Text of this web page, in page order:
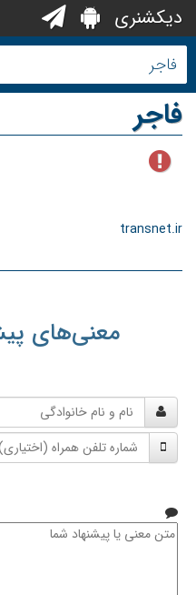
دیکشنری
فاجر
transnet.ir
معنی‌های
و
نام
خانوادگی
شماره
تلفن
متن